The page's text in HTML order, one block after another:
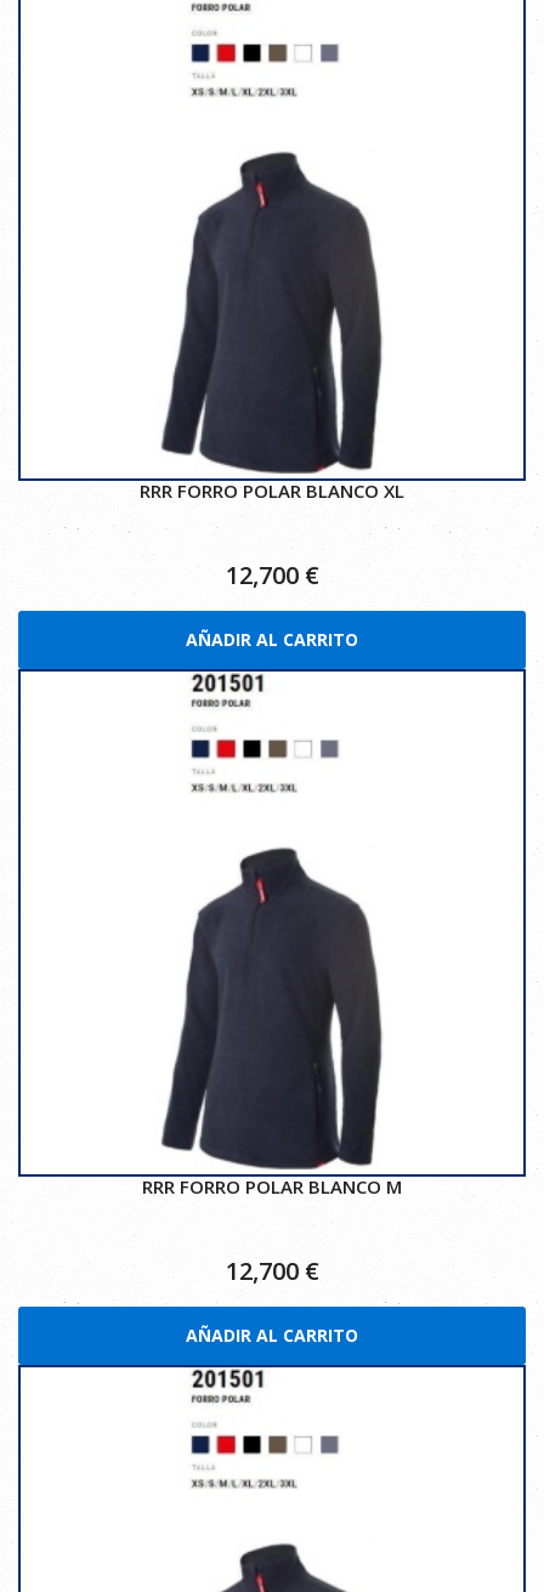
RRR FORRO POLAR BLANCO XL
12,700 €
AÑADIR AL CARRITO
RRR FORRO POLAR BLANCO M
12,700 €
AÑADIR AL CARRITO